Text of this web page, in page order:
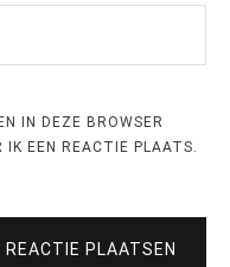
IN DEZE BROWSER
IK EEN REACTIE PLAATS.
REACTIE PLAATSEN